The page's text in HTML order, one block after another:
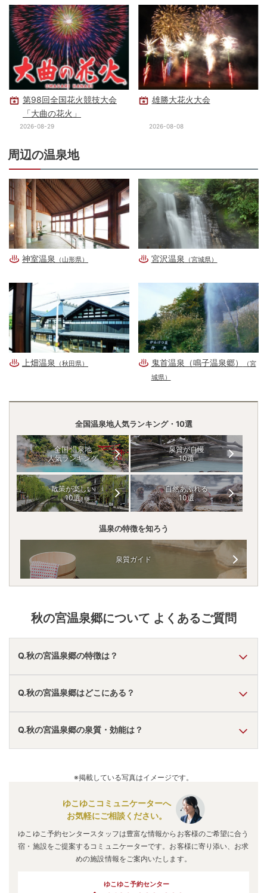
第98回全国花火競技大会
「大曲の花火」
2026-08-29
雄勝大花火大会
2026-08-08
周辺の温泉地
神室温泉 （山形県） 宮沢温泉 （宮城県）
上畑温泉 （秋田県） 鬼首温泉（鳴子温泉郷）
（宮
城県）
全国温泉地人気ランキング・10選
全国 温泉地
人気ランキング
泉質が自慢
10選
散策が楽しい
10選
自然あふれる
10選
温泉の特徴を知ろう
泉質ガイド
秋の宮温泉郷について よくあるご質問
Q.秋の宮温泉郷の特徴は？
A. 温泉・お湯の特徴は さらさら
「静か・落ち着いた」「秘湯感がある」「アクセスが便
Q.秋の宮温泉郷はどこにある？
A. 秋の宮温泉郷は、秋田県湯沢市秋の宮
車でお越しの方は、雄勝こまちICから車で約25分。
秋の宮温泉郷のアクセス情報の詳細はこちら。
Q.秋の宮温泉郷の泉質・効能は？
などと言われています。
※掲載している写真はイメージです。
ゆこゆこコミュニケーターへ
お気軽にご相談ください。
ゆこゆこ予約センタースタッフは豊富な情報からお客様のご希望に合う
宿・施設をご提案するコミュニケーターです。お客様に寄り添い、お求
めの施設情報をご案内いたします。
ゆこゆこ予約センター